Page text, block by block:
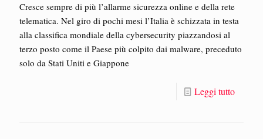
Cresce sempre di più l’allarme sicurezza online e della rete
telematica. Nel giro di pochi mesi l’Italia è schizzata in testa
alla classifica mondiale della cybersecurity piazzandosi al
terzo posto come il Paese più colpito dai malware, preceduto
solo da Stati Uniti e Giappone
Leggi tutto